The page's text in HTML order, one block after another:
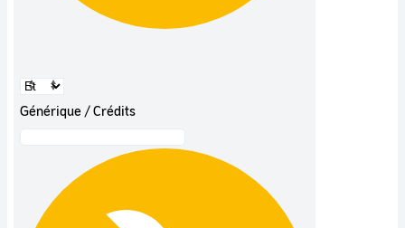
Générique / Crédits